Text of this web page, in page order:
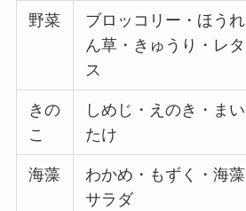
野菜
ブロッコリー・ほうれ
ん草・きゅうり・レタ
ス
きの
こ
しめじ・えのき・まい
たけ
海藻
わかめ・もずく・海藻
サラダ